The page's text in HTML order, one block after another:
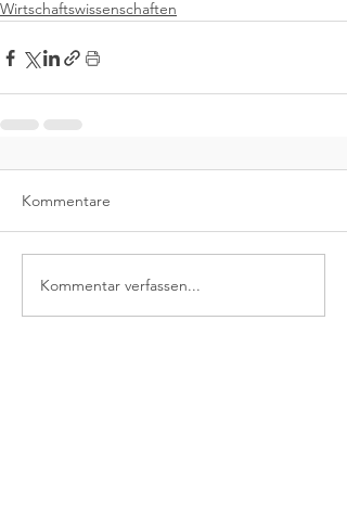
Wirtschaftswissenschaften
Kommentare
Kommentar verfassen...